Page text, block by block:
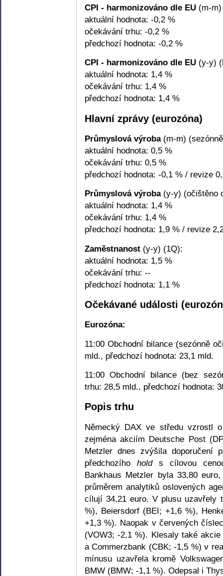
CPI - harmonizováno dle EU (m-
aktuální hodnota: -0,2 %
očekávání trhu: -0,2 %
předchozí hodnota: -0,2 %
CPI - harmonizováno dle EU (y-y)
aktuální hodnota: 1,4 %
očekávání trhu: 1,4 %
předchozí hodnota: 1,4 %
Hlavní zprávy (eurozóna)
Průmyslová výroba(m-m)
aktuální hodnota: 0,5 %
očekávání trhu: 0,5 %
předchozí hodnota: -0,1 % / revize
Průmyslová výroba(y-y) (očištěno
aktuální hodnota: 1,4 %
očekávání trhu: 1,4 %
předchozí hodnota: 1,9 % / revize
Zaměstnanost (y-y) (1Q):
aktuální hodnota: 1,5 %
očekávání trhu: --
předchozí hodnota: 1,1 %
Očekávané události
Eurozóna:
11:00 Obchodní bilance (sezónně
mld., předchozí hodnota: 23,1 mld.
11:00 Obchodní bilance (bez
trhu: 28,5 mld., předchozí hodnota:
Popis trhu
Německý DAX ve středu vzrostl
zejména akciím Deutsche Post
Metzler dnes zvýšila doporučení
předchozího hold s cílovou
Bankhaus Metzler byla 33,80
průměrem analytiků oslovených
cílují 34,21 euro. V plusu uzavřely
%), Beiersdorf (BEI; +1,6 %),
+1,3 %). Naopak v červených
(VOW3; -2,1 %). Klesaly také
a Commerzbank (CBK; -1,5 %) v
mínusu uzavřela kromě
BMW (BMW; -1,1 %). Odepsal i